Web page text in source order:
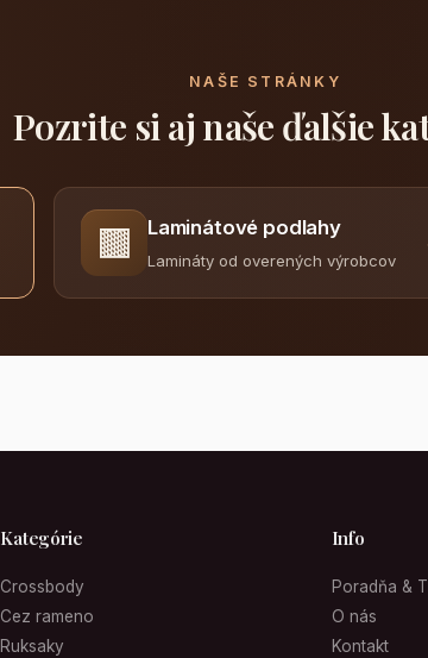
NAŠE STRÁNKY
Pozrite si aj naše ďalšie
🟫 Laminátové podlahy
Lamináty od overených výrobcov
Kategórie
Crossbody
Cez rameno
Ruksaky
Info
Poradňa &
O nás
Kontakt